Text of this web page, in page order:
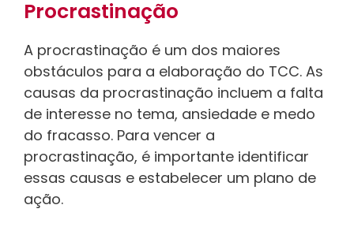
Procrastinação
A procrastinação é um dos maiores
obstáculos para a elaboração do TCC. As
causas da procrastinação incluem a falta
de interesse no tema, ansiedade e medo
do fracasso. Para vencer a
procrastinação, é importante identificar
essas causas e estabelecer um plano de
ação.